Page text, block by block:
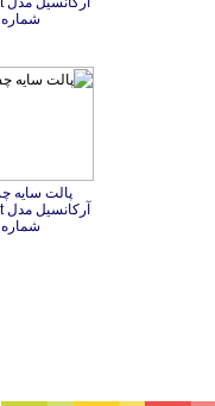
شماره 101
شماره 008